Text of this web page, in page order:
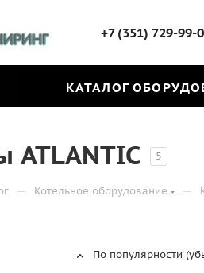
+7 (351) 729-99-
КАТАЛОГ
ATLANTIC 5
— Котельное оборудование —
По популярности